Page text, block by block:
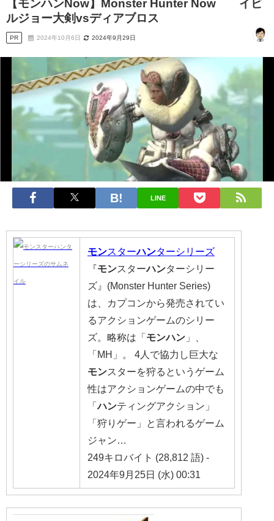
【モンハンNow】Monster Hunter Now イビ
ルジョー大剣vsディアブロス
PR 2024年10月6日 2024年9月29日
LINE
モンスターハンターシリーズ
『モンスターハンターシリー
ズ』(Monster Hunter Series)
は、カプコンから発売されてい
るアクションゲームのシリー
ズ。略称は「 モンハン 」、
「MH」。 4人で協力し巨大な
モンスターを狩るというゲーム
性はアクションゲームの中でも
「 ハンティングアクション」
「狩りゲー」と言われるゲーム
ジャン…
249キロバイト (28,812 語) -
2024年9月25日 (水) 00:31